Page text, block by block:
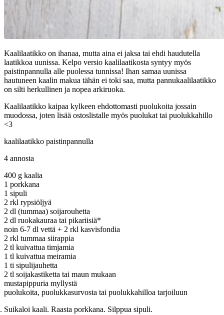
Kaalilaatikko on ihanaa, mutta aina ei jaksa tai ehdi haudutella
laatikkoa uunissa. Kelpo versio kaalilaatikosta syntyy myös
paistinpannulla alle puolessa tunnissa! Ihan samaa uunissa
hautuneen kaalin makua tähän ei toki saa, mutta pannukaalilaatikko
on silti herkullinen ja nopea arkiruoka.
Kaalilaatikko kaipaa kylkeen ehdottomasti puolukoita jossain
muodossa, joten lisää ostoslistalle myös puolukat tai puolukkahillo
<3
kaalilaatikko paistinpannulla
4 annosta
400 g kaalia
1 porkkana
1 sipuli
2 rkl rypsiöljyä
2 dl (tummaa) soijarouhetta
2 dl ruokakauraa tai pikariisiä*
noin 6-7 dl vettä + 2 rkl kasvisfondia
2 rkl tummaa siirappia
2 tl kuivattua timjamia
1 tl kuivattua meiramia
1 ti sipulijauhetta
2 tl soijakastiketta tai maun mukaan
mustapippuria myllystä
puolukoita, puolukkasurvosta tai puolukkahilloa tarjoiluun
Suikaloi kaali. Raasta porkkana. Silppua sipuli.